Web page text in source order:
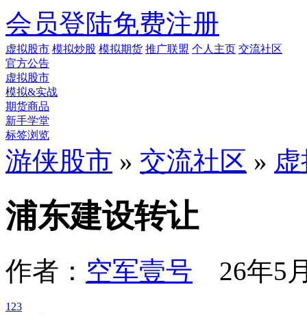
会员登陆免费注册
虚拟股市 模拟炒股 模拟期货 推广联盟 个人主页 交流社区
官方公告
虚拟股市
模拟&实战
期货商品
新手学堂
标签浏览
游侠股市 » 交流社区 »
浦东建设转让
作者： 空军壹号 26年5
1 23